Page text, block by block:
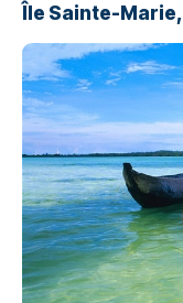
Île Sainte-